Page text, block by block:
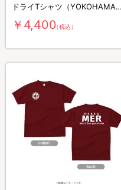
ドライTシャツ（YOKOHAMA
MER）
￥4,400（税込）